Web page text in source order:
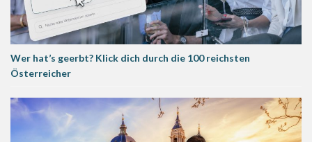
Wer hat’s geerbt? Klick dich durch die 100 reichsten
Österreicher